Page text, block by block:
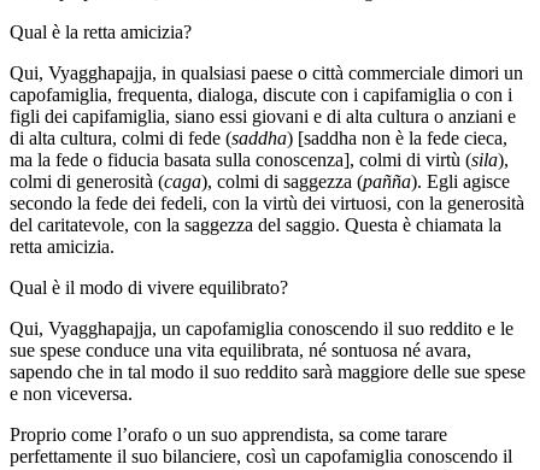
Qual è la retta amicizia?
Qui, Vyagghapajja, in qualsiasi paese o città commerciale dimori un
capofamiglia, frequenta, dialoga, discute con i capifamiglia o con i
figli dei capifamiglia, siano essi giovani e di alta cultura o anziani e
di alta cultura, colmi di fede (saddha) [saddha non è la fede cieca,
ma la fede o fiducia basata sulla conoscenza], colmi di virtù (sila),
colmi di generosità (caga), colmi di saggezza (pañña). Egli agisce
secondo la fede dei fedeli, con la virtù dei virtuosi, con la generosità
del caritatevole, con la saggezza del saggio. Questa è chiamata la
retta amicizia.
Qual è il modo di vivere equilibrato?
Qui, Vyagghapajja, un capofamiglia conoscendo il suo reddito e le
sue spese conduce una vita equilibrata, né sontuosa né avara,
sapendo che in tal modo il suo reddito sarà maggiore delle sue spese
e non viceversa.
Proprio come l’orafo o un suo apprendista, sa come tarare
perfettamente il suo bilanciere, così un capofamiglia conoscendo il